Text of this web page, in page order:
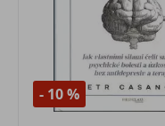
- 10 %